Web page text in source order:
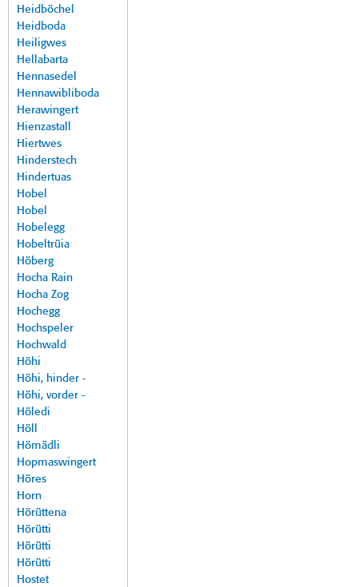
Heidböchel
Heidboda
Heiligwes
Hellabarta
Hennasedel
Hennawibliboda
Herawingert
Hienzastall
Hiertwes
Hinderstech
Hindertuas
Hobel
Hobel
Hobelegg
Hobeltrüia
Höberg
Hocha Rain
Hocha Zog
Hochegg
Hochspeler
Hochwald
Höhi
Höhi, hinder -
Höhi, vorder -
Höledi
Höll
Hömädli
Hopmaswingert
Höres
Horn
Hörüttena
Hörütti
Hörütti
Hörütti
Hostet